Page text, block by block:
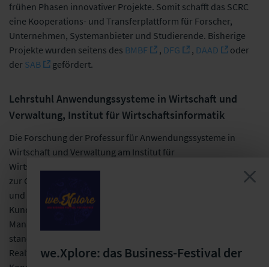
frühen Phasen innovativer Projekte. Somit schafft das SCRC
eine Kooperations- und Transferplattform für Forscher,
Unternehmen, Systemanbieter und Studierende. Bisherige
Projekte wurden seitens des BMBF , DFG , DAAD
oder
der SAB gefördert.
Lehrstuhl Anwendungssysteme in Wirtschaft und
Verwaltung, Institut für Wirtschaftsinformatik
Die Forschung der Professur für Anwendungssysteme in
Wirtschaft und Verwaltung am Institut für
Wirtschaftsinformatik (IWIAS) konzentriert sich auf Methoden
zur Gestaltung betrieblicher Anwendungssysteme im Kunden-
und Lieferantenkontakt. Dies betrifft die Bereiche der
Kundenorientierung und des Social Customer Relationship
Management sowie der Prozessgestaltung und -
standardisierung im Supply Chain Management auf Basis von
Realtime-Infrastrukturen. In zahlreichen
we.Xplore: das Business-Festival der